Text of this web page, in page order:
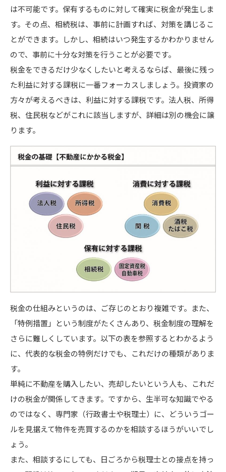
は不可能です。保有するものに対して確実に税金が発生しま
す。その点、相続税は、事前に計画すれば、対策を講じるこ
とができます。しかし、相続はいつ発生するかわかりません
ので、事前に十分な対策を行うことが必要です。
税金をできるだけ少なくしたいと考えるならば、最後に残っ
た利益に対する課税に一番フォーカスしましょう。投資家の
方々が考えるべきは、利益に対する課税です。法人税、所得
税、住民税などがこれに該当しますが、詳細は別の機会に譲
ります。
税金の仕組みというのは、ご存じのとおり複雑です。また、
「特例措置」という制度がたくさんあり、税金制度の理解を
さらに難しくしています。以下の表を参照するとわかるよう
に、代表的な税金の特例だけでも、これだけの種類がありま
す。
単純に不動産を購入したい、売却したいという人も、これだ
けの税金が関係してきます。ですから、生半可な知識でやる
のではなく、専門家（行政書士や税理士）に、どういうゴー
ルを見据えて物件を売買するのかを相談するほうがいいでし
ょう。
また、相談するにしても、日ごろから税理士との接点を持っ